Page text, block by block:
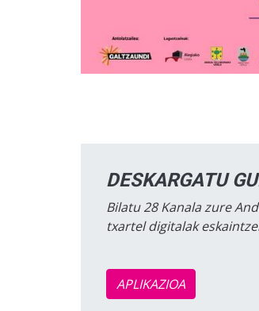
DESKARGATU
Bilatu 28 Kanala zure
txartel digitalak
APLIKAZIOA